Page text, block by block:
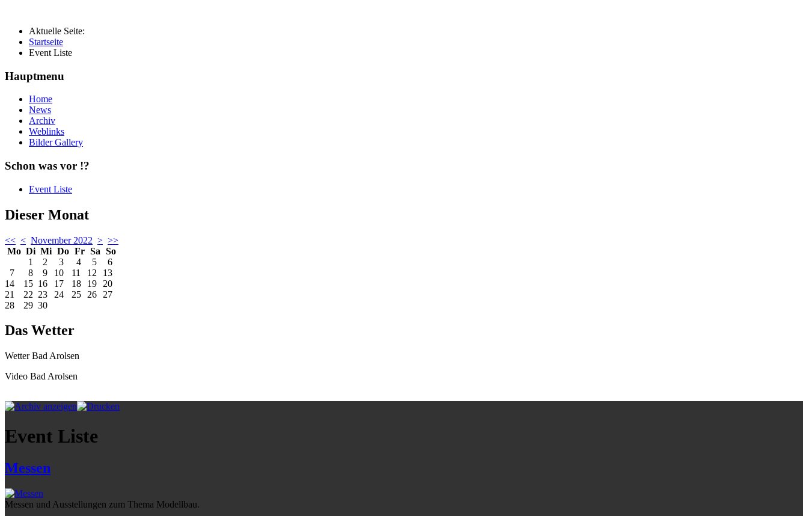
Aktuelle Seite:
Startseite
Event Liste
Hauptmenu
Home
News
Archiv
Weblinks
Bilder Gallery
Schon was vor !?
Event Liste
Dieser Monat
<< < November 2022 > >>
Mo Di Mi Do Fr Sa So
1
2 3 4 5
6
7
8 9 10 11 12
13
14
15 16 17 18 19
20
21
22 23 24 25 26
27
28
29 30
Das Wetter
Wetter Bad Arolsen
Video Bad Arolsen
Event Liste
Messen
Messen und Ausstellungen zum Thema Modellbau.